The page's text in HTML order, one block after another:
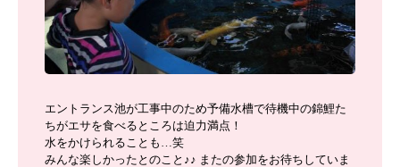
エントランス池が工事中のため予備水槽で待機中の錦鯉た
ちがエサを食べるところは迫力満点！
水をかけられることも…笑
みんな楽しかったとのこと♪♪ またの参加をお待ちしていま